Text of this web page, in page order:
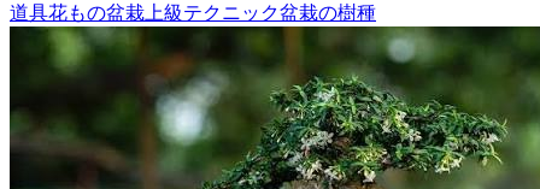
道具花もの盆栽 上級テクニック盆栽の樹種